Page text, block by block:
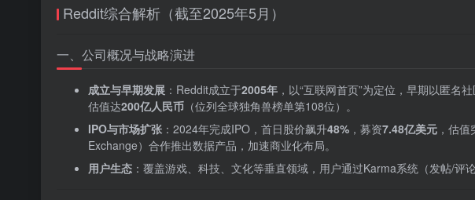
Reddit综合解析（截至2025年5月）
一、公司概况与战略演进
成立与早期发展 ‌：Reddit成立于‌2005年 ，以“互联网首页”为定位，早期以匿名
估值达‌200亿人民币 ‌（位列全球独角兽榜单第108位）。
IPO与市场扩张 ‌：2024年完成IPO，首日股价飙升‌48% ‌，募资‌7.48亿美元 ，估值
Exchange）合作推出数据产品，加速商业化布局。
用户生态 ：覆盖游戏、科技、文化等垂直领域，用户通过Karma系统（发帖/